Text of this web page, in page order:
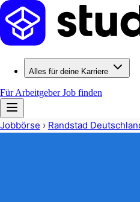
Alles für deine Karriere
Für ArbeitgeberJob finden
Jobbörse › Randstad